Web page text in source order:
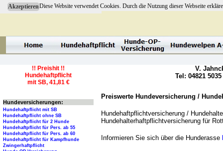
AkzeptierenDiese Website verwendet Cookies. Durch die Nutzung dieser Webseite
Preiswerte Hundeversicherung /
Hundehaftpflichtversicherung /
Hundehalterhaftpflichtversicherung für
Informieren Sie sich über die Hunderasse
V.
Tel: 04821
!! Preishit !!
Hundehaftpflicht
mit SB, 41,81 €
Hundeversicherungen:
Hundehaftpflicht mit SB
Hundehaftpflicht ohne SB
Hundehaftpflicht für 2 Hunde
Hundehaftpflicht für Pers. ab 55
Hundehaftpflicht für Pers. ab 60
Hundehaftpflicht für Kampfhunde
Zwingerhaftpflicht